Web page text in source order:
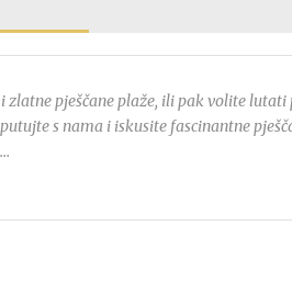
pješčane plaže, ili pak volite
s nama i iskusite fascinantne